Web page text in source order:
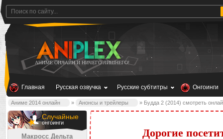
АНИМЕ ОНЛАЙН И НИЧЕГО ЛИШНЕГО!
Главная Русская озвучка Русские субтитры Онгоинги
Аниме 2014 онлайн » Анонсы и трейлеры » Будда 2 (2014) смотреть
Случайные
онгоинги
Макросс Дельта
Дорогие